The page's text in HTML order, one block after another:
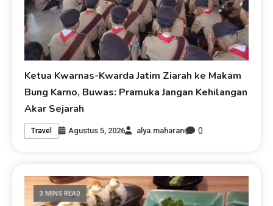
Ketua Kwarnas-Kwarda Jatim Ziarah ke Makam
Bung Karno, Buwas: Pramuka Jangan Kehilangan
Akar Sejarah
Travel Agustus 5, 2026 alya.maharani 0
3 MINS READ